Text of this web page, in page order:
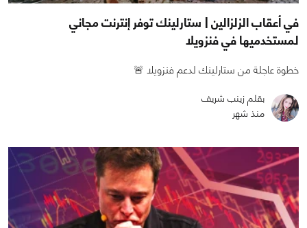
في أعقاب الزلزالين | ستارلينك توفر إنترنت مجاني
لمستخدميها في فنزويلا
خطوة عاجلة من ستارلينك لدعم فنزويلا 🚨
بقلم زينب شريف
منذ شهر